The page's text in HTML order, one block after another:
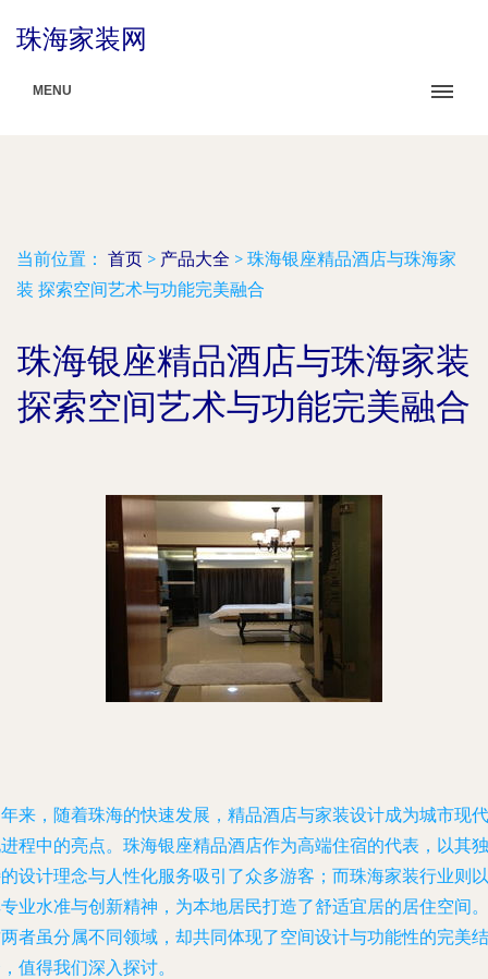
珠海家装网
MENU
当前位置： 首页 > 产品大全 > 珠海银座精品酒店与珠海家
装 探索空间艺术与功能完美融合
珠海银座精品酒店与珠海家装
探索空间艺术与功能完美融合
来，随着珠海的快速发展，精品酒店与家装设计成为城市现代
程中的亮点。珠海银座精品酒店作为高端住宿的代表，以其独
设计理念与人性化服务吸引了众多游客；而珠海家装行业则以
业水准与创新精神，为本地居民打造了舒适宜居的居住空间。
者虽分属不同领域，却共同体现了空间设计与功能性的完美结
值得我们深入探讨。